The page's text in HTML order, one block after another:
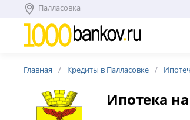
Палласовка
Главная Кредиты в Палласовке
Ипотека